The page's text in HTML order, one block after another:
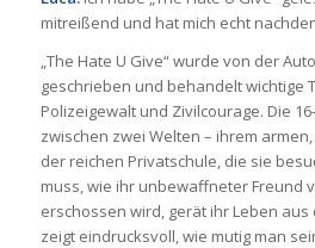
mitreißend und hat mich echt
„The Hate U Give“ wurde von der
geschrieben und behandelt wichtige
Polizeigewalt und Zivilcourage. Die
zwischen zwei Welten – ihrem
der reichen Privatschule, die sie
muss, wie ihr unbewaffneter Freund
erschossen wird, gerät ihr Leben aus
zeigt eindrucksvoll, wie mutig man